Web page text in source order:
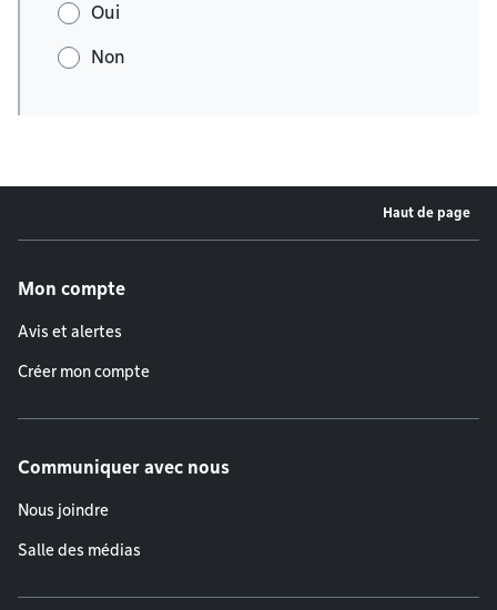
Oui
Non
Haut de page
Mon compte
Avis et alertes
Créer mon compte
Communiquer avec nous
Nous joindre
Salle des médias